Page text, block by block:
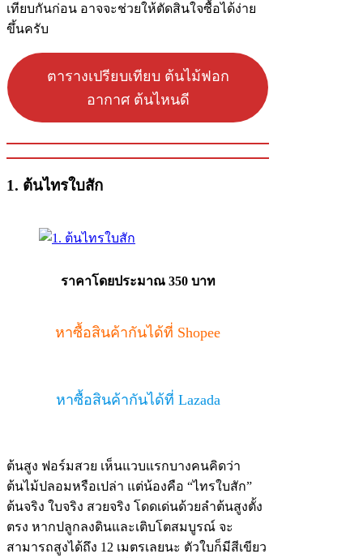
เทียบกันก่อน อาจจะช่วยให้ตัดสินใจซื้อได้ง่าย
ขึ้นครับ
ตารางเปรียบเทียบ ต้นไม้ฟอก
อากาศ ต้นไหนดี
1. ต้นไทรใบสัก
ราคาโดยประมาณ 350 บาท
หาซื้อสินค้ากันได้ที่ Shopee
หาซื้อสินค้ากันได้ที่ Lazada
ต้นสูง ฟอร์มสวย เห็นแวบแรกบางคนคิดว่า
ต้นไม้ปลอมหรือเปล่า แต่น้องคือ “ไทรใบสัก”
ต้นจริง ใบจริง สวยจริง โดดเด่นด้วยลำต้นสูงตั้ง
ตรง หากปลูกลงดินและเติบโตสมบูรณ์ จะ
สามารถสูงได้ถึง 12 เมตรเลยนะ ตัวใบก็มีสีเขียว